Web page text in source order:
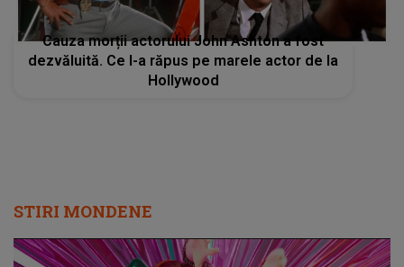
Cauza morții actorului John Ashton a fost
dezvăluită. Ce l-a răpus pe marele actor de la
Hollywood
STIRI MONDENE